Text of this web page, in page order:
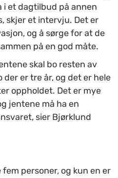
i et dagtilbud på annen
skjer et intervju. Det er
og å sørge for at de
på en god måte.
skal bo resten av
der er tre år, og det er hele
oppholdet. Det er mye
jentene må ha en
sier Bjørklund
personer, og kun en er